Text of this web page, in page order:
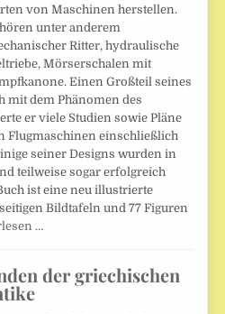
von Maschinen herstellen.
unter anderem
Ritter, hydraulische
Mörserschalen mit
Einen Großteil seines
mit dem Phänomen des
er viele Studien sowie Pläne
Flugmaschinen einschließlich
seiner Designs wurden in
teilweise sogar erfolgreich
ist eine neu illustrierte
Bildtafeln und 77 Figuren
…
der griechischen